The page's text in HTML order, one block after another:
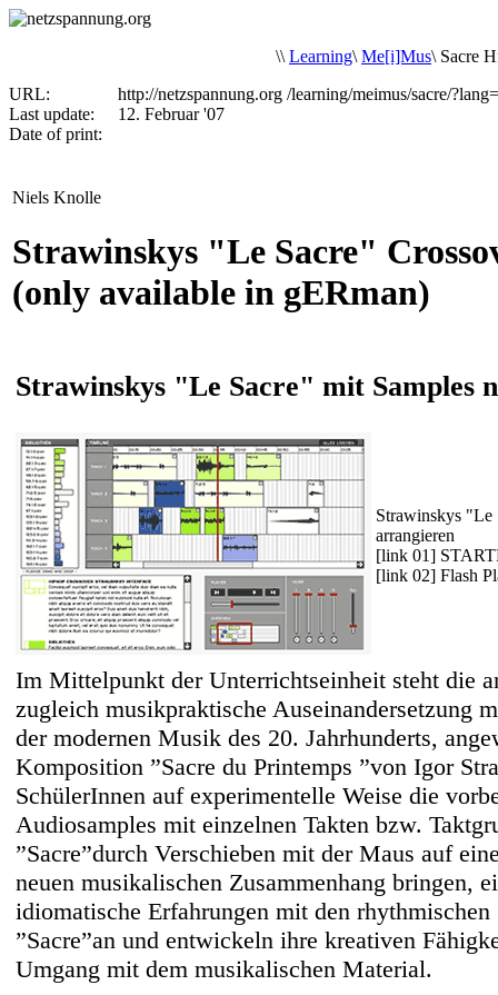
\\ Learning\ Me[i]Mus\ Sacre
URL:
http://netzspannung.org /learning/meimus/sacre/
Last update:
12. Februar '07
Date of print:
Niels Knolle
Strawinskys "Le Sacre"
(only available in gERman)
Strawinskys "Le Sacre" mit Samples
Strawinskys "Le
arrangieren
[link 01]
[link 02] Flash
Im Mittelpunkt der Unterrichtseinheit steht die
zugleich musikpraktische Auseinandersetzung
der modernen Musik des 20. Jahrhunderts,
Komposition ”Sacre du Printemps ”von Igor
SchülerInnen auf experimentelle Weise die
Audiosamples mit einzelnen Takten bzw.
”Sacre”durch Verschieben mit der Maus auf
neuen musikalischen Zusammenhang bringen,
idiomatische Erfahrungen mit den rhythmischen
”Sacre”an und entwickeln ihre kreativen
Umgang mit dem musikalischen Material.